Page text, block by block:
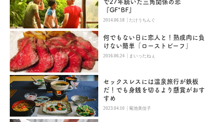
で27年続いた三角関係の恋
『GF*BF』
2014.06.18 | たけうちんぐ
何でもない日に恋人と！熟成肉に負
けない簡単「ローストビーフ」
2016.06.24 | まいったねぇ
セックスレスには温泉旅行が鉄板
だ！でも身銭を切るより懸賞がおす
すめ
2023.04.10 |菊池美佳子